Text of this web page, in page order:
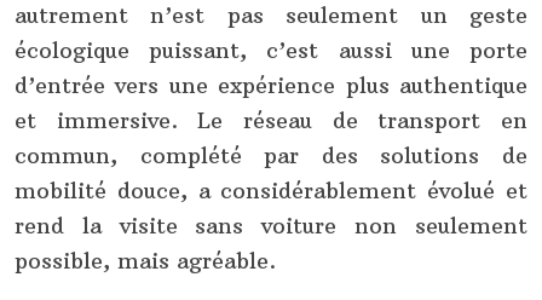
autrement n’est pas seulement un geste
écologique puissant, c’est aussi une porte
d’entrée vers une expérience plus authentique
et immersive. Le réseau de transport en
commun, complété par des solutions de
mobilité douce, a considérablement évolué et
rend la visite sans voiture non seulement
possible, mais agréable.